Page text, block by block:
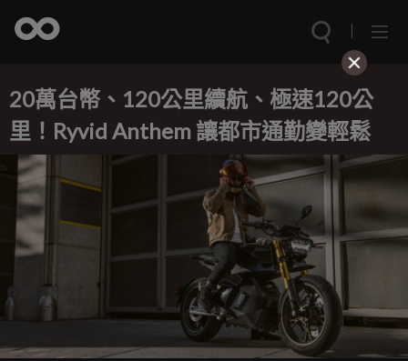
20萬台幣、120公里續航、極速120公
里！Ryvid Anthem 讓都市通勤變輕鬆